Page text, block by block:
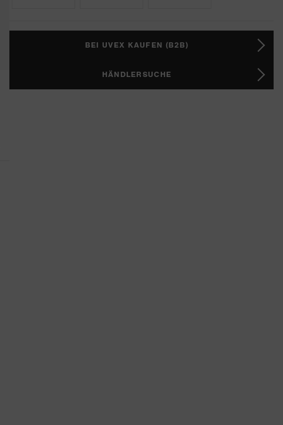
BEI UVEX KAUFEN (B2B)
HÄNDLERSUCHE